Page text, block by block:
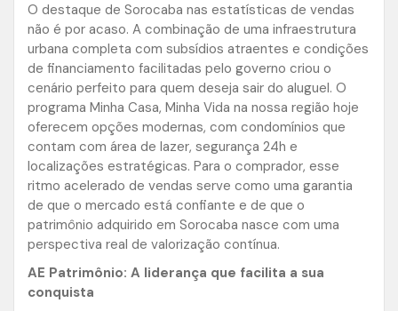
O destaque de Sorocaba nas estatísticas de vendas
não é por acaso. A combinação de uma infraestrutura
urbana completa com subsídios atraentes e condições
de financiamento facilitadas pelo governo criou o
cenário perfeito para quem deseja sair do aluguel. O
programa Minha Casa, Minha Vida na nossa região hoje
oferecem opções modernas, com condomínios que
contam com área de lazer, segurança 24h e
localizações estratégicas. Para o comprador, esse
ritmo acelerado de vendas serve como uma garantia
de que o mercado está confiante e de que o
patrimônio adquirido em Sorocaba nasce com uma
perspectiva real de valorização contínua.
AE Patrimônio: A liderança que facilita a sua
conquista